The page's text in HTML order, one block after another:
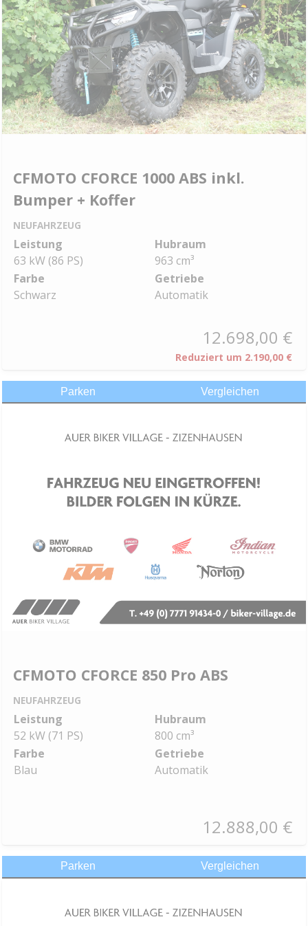
CFMOTO CFORCE 1000 ABS inkl.
Bumper + Koffer
NEUFAHRZEUG
Leistung
63 kW (86 PS)
Hubraum
963 cm³
Farbe
Schwarz
Getriebe
Automatik
12.698,00 €
Reduziert um 2.190,00 €
Parken Vergleichen
CFMOTO CFORCE 850 Pro ABS
NEUFAHRZEUG
Leistung
52 kW (71 PS)
Hubraum
800 cm³
Farbe
Blau
Getriebe
Automatik
12.888,00 €
Parken Vergleichen